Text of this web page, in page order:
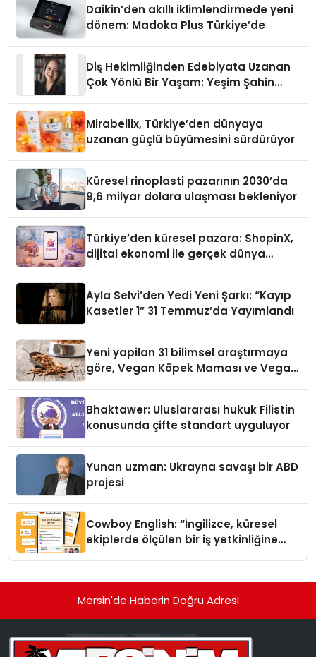
Daikin’den akıllı iklimlendirmede yeni
dönem: Madoka Plus Türkiye’de
Diş Hekimliğinden Edebiyata Uzanan
Çok Yönlü Bir Yaşam: Yeşim Şahin
Mirabellix, Türkiye’den dünyaya
uzanan güçlü büyümesini sürdürüyor
Küresel rinoplasti pazarının 2030’da
9,6 milyar dolara ulaşması bekleniyor
Türkiye’den küresel pazara: ShopinX,
dijital ekonomi ile gerçek dünya
Ayla Selvi’den Yedi Yeni Şarkı: “Kayıp
Kasetler 1” 31 Temmuz’da Yayımlandı
Yeni yapilan 31 bilimsel araştırmaya
göre, Vegan Köpek Maması ve Vegan
Bhaktawer: Uluslararası hukuk Filistin
konusunda çifte standart uyguluyor
Yunan uzman: Ukrayna savaşı bir ABD
projesi
Cowboy English: “İngilizce, küresel
ekiplerde ölçülen bir iş yetkinliğine
Mersin'de Haberin Doğru Adresi